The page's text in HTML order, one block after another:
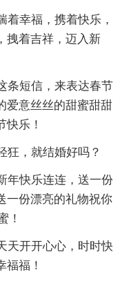
着幸福，携着快乐，
拽着吉祥，迈入新
条短信，来表达春节
爱意丝丝的甜蜜甜甜
快乐！
狂，就结婚好吗？
年快乐连连，送一份
一份漂亮的礼物祝你
！
天开开心心，时时快
福福！